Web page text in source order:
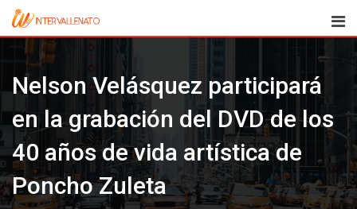
Skip
content
Nelson Velásquez participará
en la grabación del DVD de los
40 años de vida artística de
Poncho Zuleta